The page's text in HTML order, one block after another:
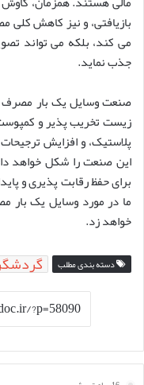
بازیافتی، و نیز کاهش
می کند، بلکه می تواند
جذب نماید.
صنعت وسایل یک بار مصرف
زیست تخریب پذیر و
پلاستیک، و افزایش
این صنعت را شکل خواهد
برای حفظ رقابت پذیری و
ما در مورد وسایل یک بار
خواهد زد.
دسته بندی مطلب